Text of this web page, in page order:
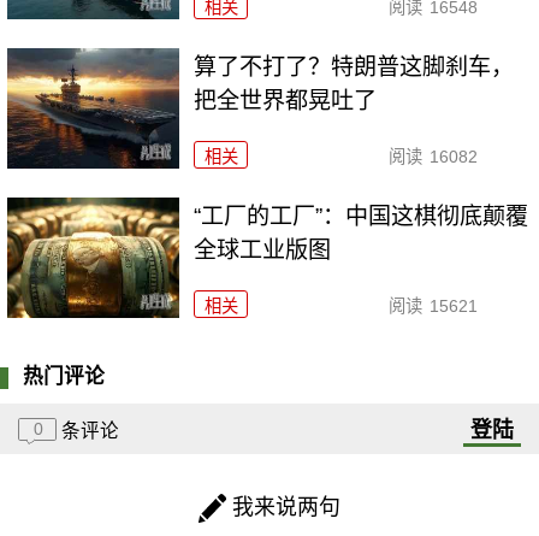
相关 阅读 16548
算了不打了？特朗普这脚刹车，
把全世界都晃吐了
相关 阅读 16082
“工厂的工厂”：中国这棋彻底颠覆
全球工业版图
相关 阅读 15621
热门评论
0 条评论 登陆
我来说两句